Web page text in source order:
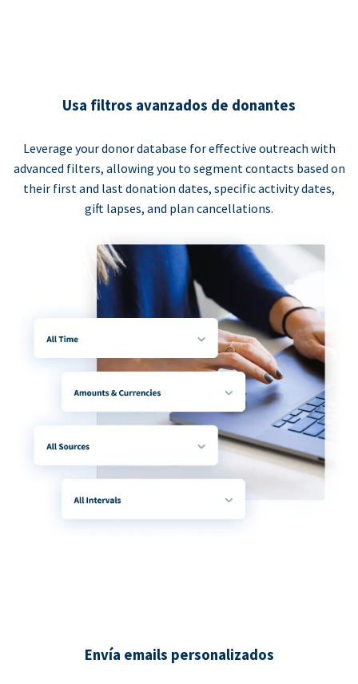
Usa filtros avanzados de donantes
Leverage your donor database for effective outreach with
advanced filters, allowing you to segment contacts based on
their first and last donation dates, specific activity dates,
gift lapses, and plan cancellations.
Envía emails personalizados